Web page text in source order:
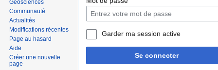
Garder ma session active
Se connecter
Géosciences
Communauté
Actualités
Modifications récentes
Page au hasard
Aide
Créer une nouvelle
page